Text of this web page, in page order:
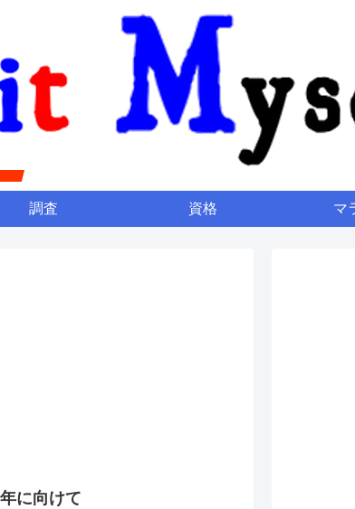
調査 資格 マ
に向けて